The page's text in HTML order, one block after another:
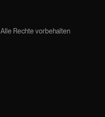
Alle Rechte vorbehalten